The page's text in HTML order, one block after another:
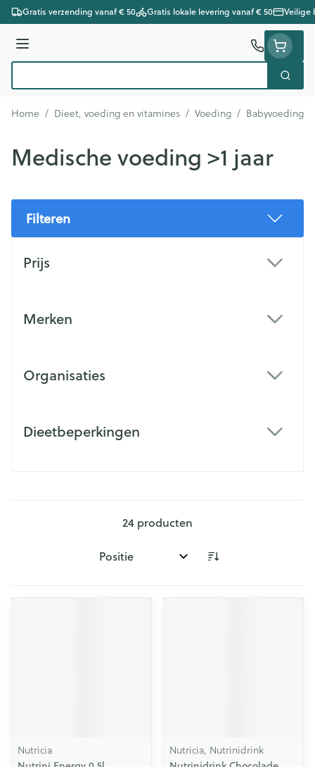
Ga naar de inhoud
Gratis verzending vanaf € 50 Gratis lokale levering vanaf € 50 Veilige
Menu
Zoek
Home / Dieet, voeding en vitamines / Voeding / Babyvoeding
Medische voeding >1 jaar
Filteren
Prijs
Merken
Organisaties
Dieetbeperkingen
24 producten
Sorteer op:
Nutricia Nutricia, Nutrinidrink